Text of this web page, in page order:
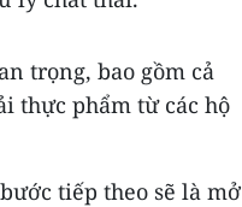
trọng, bao gồm cả
thực phẩm từ các hộ
tiếp theo sẽ là mở